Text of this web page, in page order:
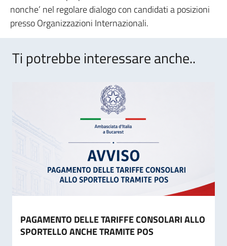
nonche’ nel regolare dialogo con candidati a posizioni
presso Organizzazioni Internazionali.
Ti potrebbe interessare anche..
PAGAMENTO DELLE TARIFFE CONSOLARI ALLO
SPORTELLO ANCHE TRAMITE POS